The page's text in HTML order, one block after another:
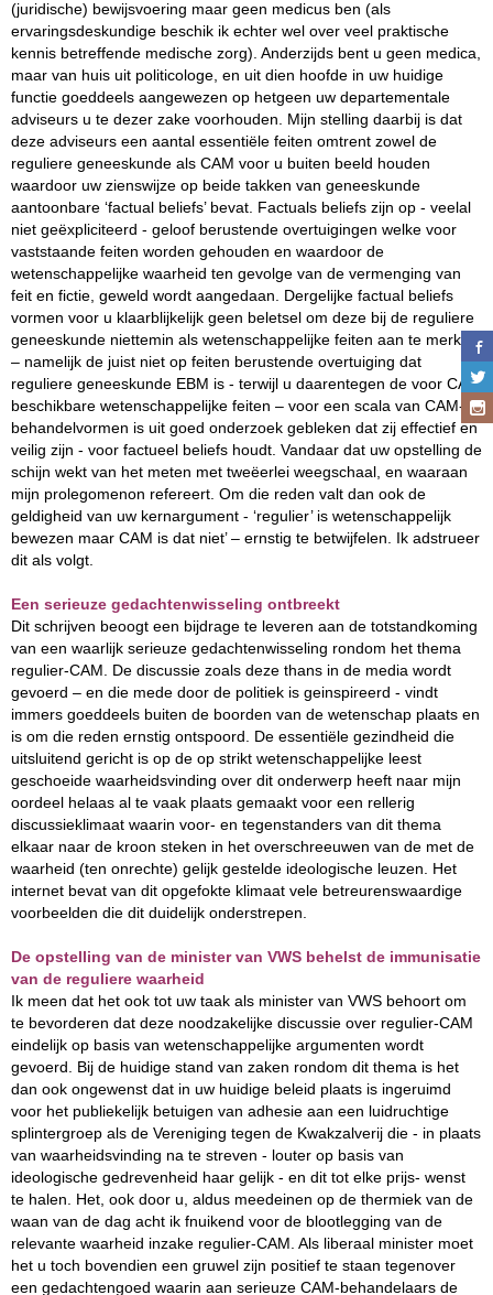
(juridische) bewijsvoering maar geen medicus ben (als
ervaringsdeskundige beschik ik echter wel over veel praktische
kennis betreffende medische zorg). Anderzijds bent u geen medica,
maar van huis uit politicologe, en uit dien hoofde in uw huidige
functie goeddeels aangewezen op hetgeen uw departementale
adviseurs u te dezer zake voorhouden. Mijn stelling daarbij is dat
deze adviseurs een aantal essentiële feiten omtrent zowel de
reguliere geneeskunde als CAM voor u buiten beeld houden
waardoor uw zienswijze op beide takken van geneeskunde
aantoonbare ‘factual beliefs’ bevat. Factuals beliefs zijn op - veelal
niet geëxpliciteerd - geloof berustende overtuigingen welke voor
vaststaande feiten worden gehouden en waardoor de
wetenschappelijke waarheid ten gevolge van de vermenging van
feit en fictie, geweld wordt aangedaan. Dergelijke factual beliefs
vormen voor u klaarblijkelijk geen beletsel om deze bij de reguliere
geneeskunde niettemin als wetenschappelijke feiten aan te merken
– namelijk de juist niet op feiten berustende overtuiging dat
reguliere geneeskunde EBM is - terwijl u daarentegen de voor CAM
beschikbare wetenschappelijke feiten – voor een scala van CAM-
behandelvormen is uit goed onderzoek gebleken dat zij effectief en
veilig zijn - voor factueel beliefs houdt. Vandaar dat uw opstelling de
schijn wekt van het meten met tweëerlei weegschaal, en waaraan
mijn prolegomenon refereert. Om die reden valt dan ook de
geldigheid van uw kernargument - ‘regulier’ is wetenschappelijk
bewezen maar CAM is dat niet’ – ernstig te betwijfelen. Ik adstrueer
dit als volgt.
Een serieuze gedachtenwisseling ontbreekt
Dit schrijven beoogt een bijdrage te leveren aan de totstandkoming
van een waarlijk serieuze gedachtenwisseling rondom het thema
regulier-CAM. De discussie zoals deze thans in de media wordt
gevoerd – en die mede door de politiek is geinspireerd - vindt
immers goeddeels buiten de boorden van de wetenschap plaats en
is om die reden ernstig ontspoord. De essentiële gezindheid die
uitsluitend gericht is op de op strikt wetenschappelijke leest
geschoeide waarheidsvinding over dit onderwerp heeft naar mijn
oordeel helaas al te vaak plaats gemaakt voor een rellerig
discussieklimaat waarin voor- en tegenstanders van dit thema
elkaar naar de kroon steken in het overschreeuwen van de met de
waarheid (ten onrechte) gelijk gestelde ideologische leuzen. Het
internet bevat van dit opgefokte klimaat vele betreurenswaardige
voorbeelden die dit duidelijk onderstrepen.
De opstelling van de minister van VWS behelst de immunisatie
van de reguliere waarheid
Ik meen dat het ook tot uw taak als minister van VWS behoort om
te bevorderen dat deze noodzakelijke discussie over regulier-CAM
eindelijk op basis van wetenschappelijke argumenten wordt
gevoerd. Bij de huidige stand van zaken rondom dit thema is het
dan ook ongewenst dat in uw huidige beleid plaats is ingeruimd
voor het publiekelijk betuigen van adhesie aan een luidruchtige
splintergroep als de Vereniging tegen de Kwakzalverij die - in plaats
van waarheidsvinding na te streven - louter op basis van
ideologische gedrevenheid haar gelijk - en dit tot elke prijs- wenst
te halen. Het, ook door u, aldus meedeinen op de thermiek van de
waan van de dag acht ik fnuikend voor de blootlegging van de
relevante waarheid inzake regulier-CAM. Als liberaal minister moet
het u toch bovendien een gruwel zijn positief te staan tegenover
een gedachtengoed waarin aan serieuze CAM-behandelaars de